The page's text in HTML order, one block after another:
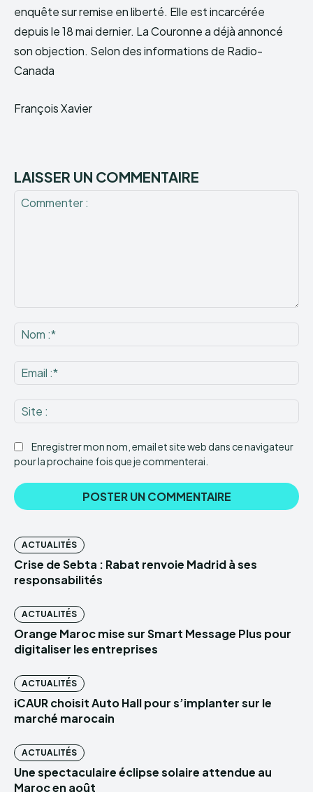
enquête sur remise en liberté. Elle est incarcérée
depuis le 18 mai dernier. La Couronne a déjà annoncé
son objection. Selon des informations de Radio-
Canada
François Xavier
LAISSER UN COMMENTAIRE
:*
:*
:
Enregistrer mon nom, email et site web dans ce navigateur
pour la prochaine fois que je commenterai.
ACTUALITÉS
Crise de Sebta : Rabat renvoie Madrid à ses
responsabilités
ACTUALITÉS
Orange Maroc mise sur Smart Message Plus pour
digitaliser les entreprises
ACTUALITÉS
iCAUR choisit Auto Hall pour s’implanter sur le
marché marocain
ACTUALITÉS
Une spectaculaire éclipse solaire attendue au
Maroc en août